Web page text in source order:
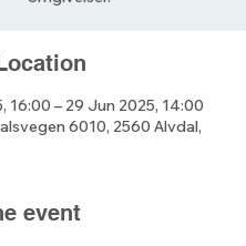
16:00 – 29 Jun 2025, 14:00
6010, 2560 Alvdal,
event